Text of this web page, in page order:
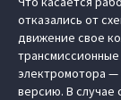
отказались от
движение свое
электромотора —
версию. В случае